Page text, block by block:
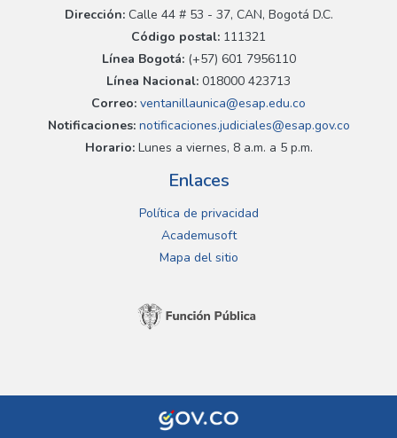
Dirección:Calle 44 # 53 - 37, CAN, Bogotá D.C.
Código postal: 111321
Línea Bogotá:(+57) 601 7956110
Línea Nacional: 018000 423713
Correo: ventanillaunica@esap.edu.co
Notificaciones:notificaciones.judiciales@esap.gov.co
Horario:Lunes a viernes, 8 a.m. a 5 p.m.
Enlaces
Política de privacidad
Academusoft
Mapa del sitio